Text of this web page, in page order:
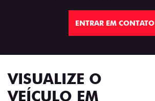
ENTRAR EM CONTATO
VISUALIZE O
VEÍCULO EM